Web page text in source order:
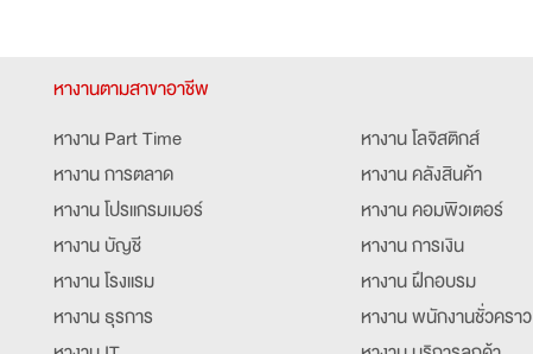
หางานตามสาขาอาชีพ
หางาน Part Time
หางาน การตลาด
หางาน โปรแกรมเมอร์
หางาน บัญชี
หางาน โรงแรม
หางาน ธุรการ
หางาน โลจิสติกส์
หางาน คลังสินค้า
หางาน คอมพิวเตอร์
หางาน การเงิน
หางาน ฝึกอบรม
หางาน พนักงานชั่วคราว